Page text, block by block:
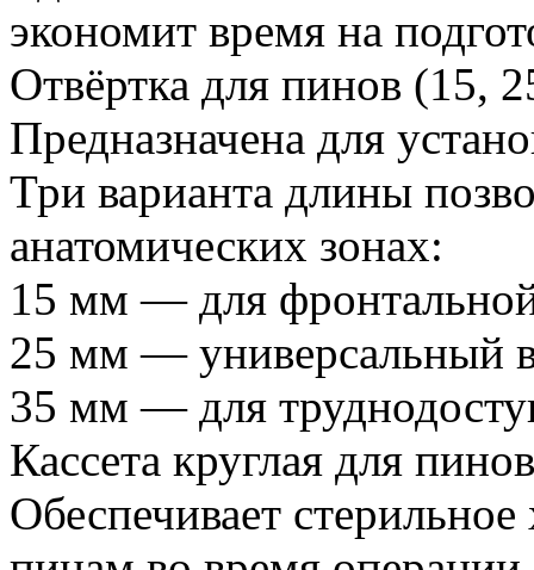
экономит время на
Отвёртка для пинов (15,
Предназначена для
Три варианта длины
анатомических зонах:
15 мм — для
25 мм — универсальный
35 мм — для
Кассета круглая для
Обеспечивает